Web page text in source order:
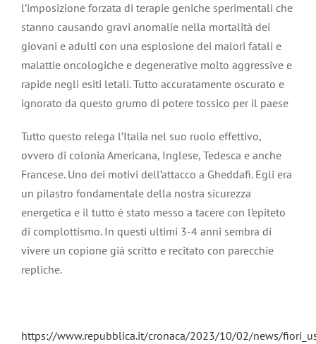
l’imposizione forzata di terapie geniche sperimentali che
stanno causando gravi anomalie nella mortalità dei
giovani e adulti con una esplosione dei malori fatali e
malattie oncologiche e degenerative molto aggressive e
rapide negli esiti letali. Tutto accuratamente oscurato e
ignorato da questo grumo di potere tossico per il paese
Tutto questo relega l’Italia nel suo ruolo effettivo,
ovvero di colonia Americana, Inglese, Tedesca e anche
Francese. Uno dei motivi dell’attacco a Gheddafi. Egli era
un pilastro fondamentale della nostra sicurezza
energetica e il tutto è stato messo a tacere con l’epiteto
di complottismo. In questi ultimi 3-4 anni sembra di
vivere un copione già scritto e recitato con parecchie
repliche.
https://www.repubblica.it/cronaca/2023/10/02/news/